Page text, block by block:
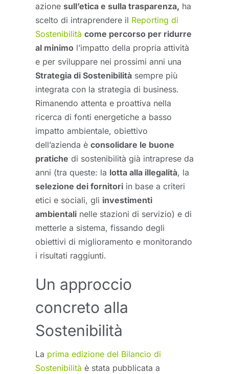
azione sull’etica e sulla trasparenza, ha
scelto di intraprendere il Reporting di
Sostenibilità come percorso per ridurre
al minimo l’impatto della propria attività
e per sviluppare nei prossimi anni una
Strategia di Sostenibilità sempre più
integrata con la strategia di business.
Rimanendo attenta e proattiva nella
ricerca di fonti energetiche a basso
impatto ambientale, obiettivo
dell’azienda è consolidare le buone
pratiche di sostenibilità già intraprese da
anni (tra queste: la lotta alla illegalità, la
selezione dei fornitori in base a criteri
etici e sociali, gli investimenti
ambientali nelle stazioni di servizio) e di
metterle a sistema, fissando degli
obiettivi di miglioramento e monitorando
i risultati raggiunti.
Un approccio
concreto alla
Sostenibilità
La prima edizione del Bilancio di
Sostenibilità è stata pubblicata a